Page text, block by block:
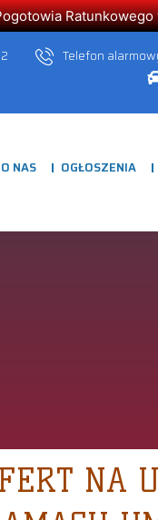
Telefon
O NAS OGŁOSZENIA
NA